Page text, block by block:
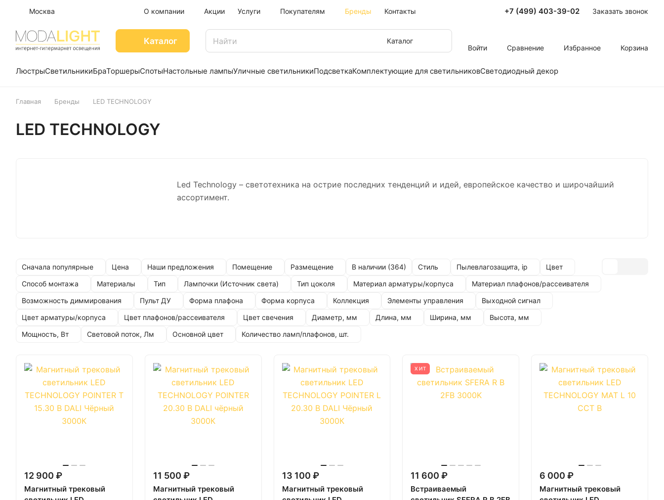
Москва О компании Акции Услуги Покупателям Бренды Контакты +7 (499) 403-39-02 Заказать звонок
Каталог
Каталог
Войти
Сравнение Избранное Корзина
ЛюстрыСветильникиБраТоршерыСпотыНастольные лампыУличные светильникиПодсветкаКомплектующие для светильниковСветодиодный декор
Главная Бренды LED TECHNOLOGY
LED TECHNOLOGY
Led Technology – светотехника на острие последних тенденций и идей, европейское качество и широчайший
ассортимент.
Сначала популярные Цена Наши предложения Помещение Размещение В наличии (364) Стиль Пылевлагозащита, ip Цвет
Способ монтажа Материалы Тип Лампочки (Источник света) Тип цоколя Материал арматуры/корпуса
Материал плафонов/рассеивателя
Возможность диммирования
Пульт ДУ Форма плафона Форма корпуса Коллекция Элементы управления
Выходной сигнал
Цвет арматуры/корпуса
Цвет плафонов/рассеивателя Цвет свечения Диаметр, мм Длина, мм Ширина, мм
Высота, мм
Мощность, Вт
Световой поток, Лм Основной цвет Количество ламп/плафонов, шт.
12 900 ₽
Магнитный трековый
11 500 ₽
Магнитный трековый
13 100 ₽
Магнитный трековый
ХИТ
11 600 ₽
Встраиваемый
6 000 ₽
Магнитный трековый